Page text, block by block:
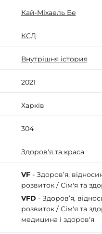
Кай-Міхаель Бе
КСД
Внутрішня істория
2021
Харків
304
Здоров'я та краса
VF- Здоров’я,
розвиток / Сім'я та
VFD - Здоров’я,
розвиток / Сім'я та
медицина і здоров'я